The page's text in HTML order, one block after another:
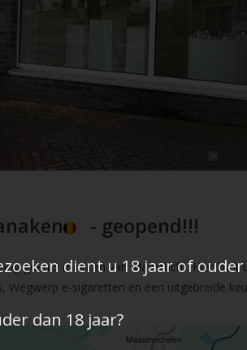
- geopend!!!
geen 5 minuten van Maastricht. Hier
e-sigaretten en een uitgebreide
dient u 18 jaar of ouder
dan 18 jaar?